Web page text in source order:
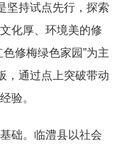
坚持试点先行，探索
化厚、环境美的修
修梅绿色家园”为主
，通过点上突破带动
验。
础。临澧县以社会